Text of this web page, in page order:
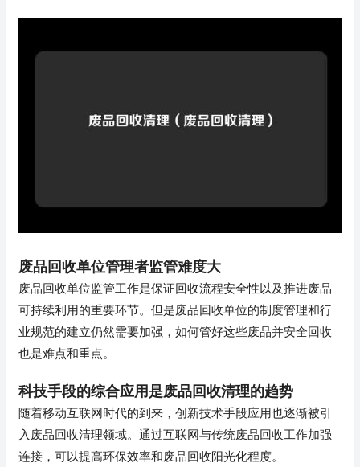
废品回收单位管理者监管难度大
废品回收单位监管工作是保证回收流程安全性以及推进废品
可持续利用的重要环节。但是废品回收单位的制度管理和行
业规范的建立仍然需要加强，如何管好这些废品并安全回收
也是难点和重点。
科技手段的综合应用是废品回收清理的趋势
随着移动互联网时代的到来，创新技术手段应用也逐渐被引
入废品回收清理领域。通过互联网与传统废品回收工作加强
连接，可以提高环保效率和废品回收阳光化程度。